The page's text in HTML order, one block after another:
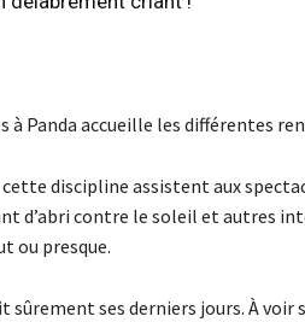
à Panda accueille les différentes
discipline assistent aux
d’abri contre le soleil et autres
ou presque.
sûrement ses derniers jours. À